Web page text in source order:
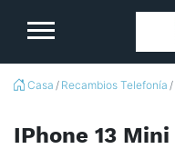
Casa Recambios Telefonía
IPhone 13 Mini